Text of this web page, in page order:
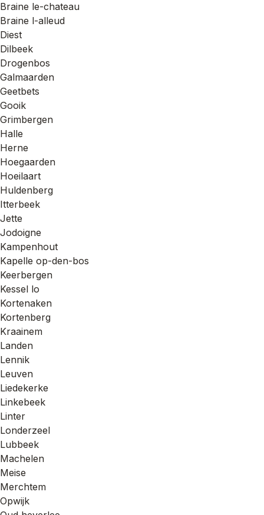
Braine le-chateau
Braine l-alleud
Diest
Dilbeek
Drogenbos
Galmaarden
Geetbets
Gooik
Grimbergen
Halle
Herne
Hoegaarden
Hoeilaart
Huldenberg
Itterbeek
Jette
Jodoigne
Kampenhout
Kapelle op-den-bos
Keerbergen
Kessel lo
Kortenaken
Kortenberg
Kraainem
Landen
Lennik
Leuven
Liedekerke
Linkebeek
Linter
Londerzeel
Lubbeek
Machelen
Meise
Merchtem
Opwijk